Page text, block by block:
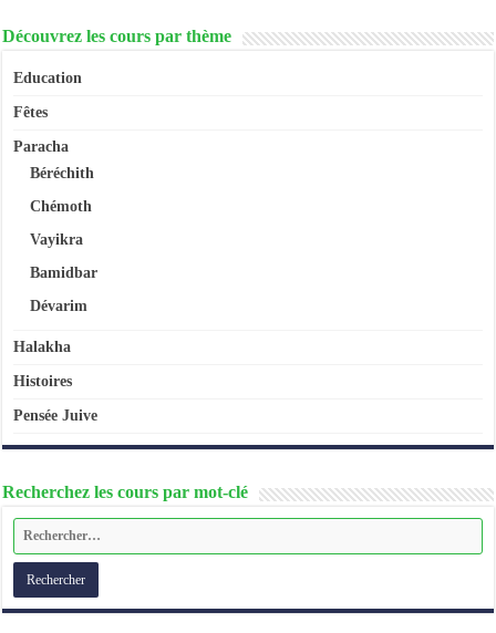
Découvrez les cours par thème
Education
Fêtes
Paracha
Béréchith
Chémoth
Vayikra
Bamidbar
Dévarim
Halakha
Histoires
Pensée Juive
Recherchez les cours par mot-clé